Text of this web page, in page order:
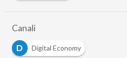
Canali
D
Digital Economy